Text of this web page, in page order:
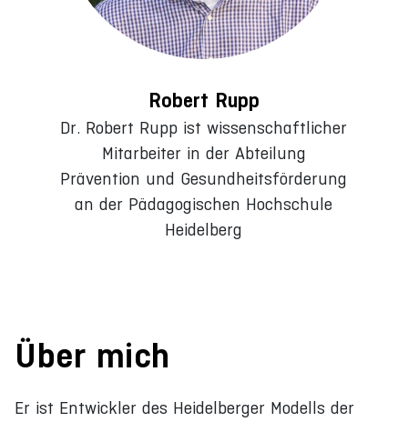
Robert Rupp
Dr. Robert Rupp ist wissenschaftlicher
Mitarbeiter in der Abteilung
Prävention und Gesundheitsförderung
an der Pädagogischen Hochschule
Heidelberg
Über mich
Er ist Entwickler des Heidelberger Modells der